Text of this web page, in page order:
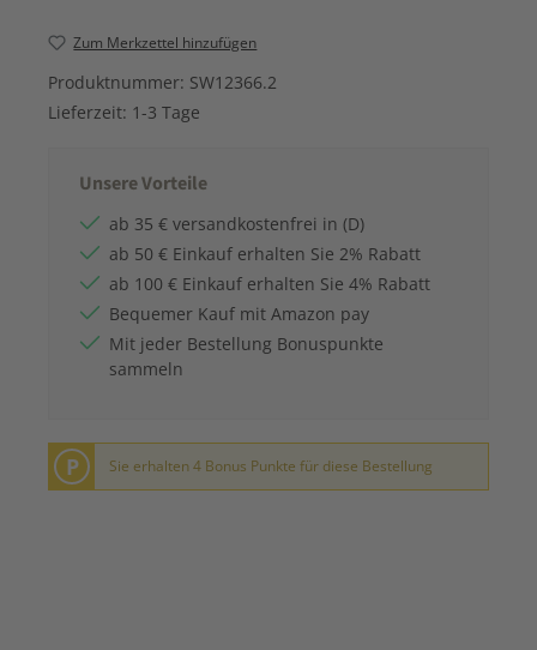
Zum Merkzettel hinzufügen
Produktnummer: SW12366.2
Lieferzeit: 1-3 Tage
Unsere Vorteile
ab 35 € versandkostenfrei in (D)
ab 50 € Einkauf erhalten Sie 2% Rabatt
ab 100 € Einkauf erhalten Sie 4% Rabatt
Bequemer Kauf mit Amazon pay
Mit jeder Bestellung Bonuspunkte
sammeln
P Sie erhalten 4 Bonus Punkte für diese Bestellung